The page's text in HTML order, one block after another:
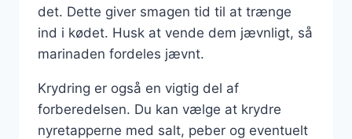
det. Dette giver smagen tid til at trænge
ind i kødet. Husk at vende dem jævnligt, så
marinaden fordeles jævnt.
Krydring er også en vigtig del af
forberedelsen. Du kan vælge at krydre
nyretapperne med salt, peber og eventuelt